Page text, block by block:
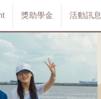
獎助學金 活動訊息